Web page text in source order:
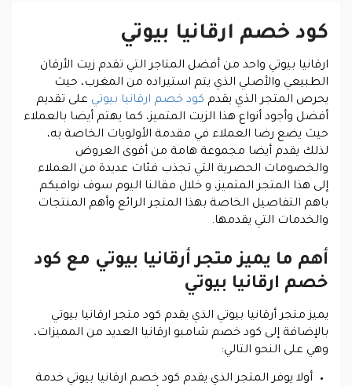
كود خصم ارقانيا بيوتي
ارقانيا بيوتي واحد من أفضل المتاجر التي تقدم زيت الأرقان
الطبيعي والأصلي الذي يتم استيراده من المغرب، حيث
يحرص المتجر الذي يقدم كود خصم ارقانيا بيوتي على تقديم
أفضل وأجود أنواع هذا الزيت المتميز، كما يهتم أيضا بالعملاء
حيث يضع رضا العملاء في مقدمة الأولويات الخاصة به،
لذلك يقدم أيضا مجموعة هامة من أقوى العروض
والخصومات الحصرية التي تجذب فئات عديدة من العملاء
إلى هذا المتجر المتميز، و خلال مقالنا اليوم سوف نوافيكم
باهم التفاصيل الخاصة بهذا المتجر الرائع وأهم المنتجات
والخدمات التي يقدمها.
أهم ما يميز متجر أرقانيا بيوتي مع كود
خصم ارقانيا بيوتي
يميز متجر أرقانيا بيوتي الذي يقدم كود متجر ارقانيا بيوتي
بالإضافة إلى كود خصم شامبو ارقانيا العديد من المميزات،
وهي على النحو التالي:
أولا يوفر المتجر الذي يقدم كود خصم ارقانيا بيوتي خدمة